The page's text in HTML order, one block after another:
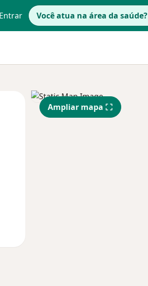
Entrar Você atua na área da saúde?
Segunda-feira Ter,
11 Ago
Qua
12 Ago
Ampliar mapa